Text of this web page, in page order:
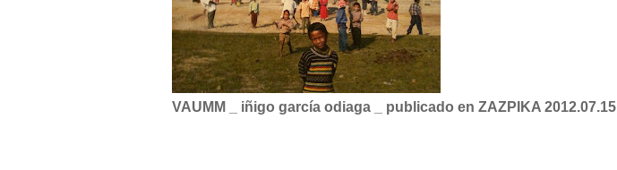
VAUMM _ iñigo garcía odiaga _ publicado en ZAZPIKA 2012.07.15